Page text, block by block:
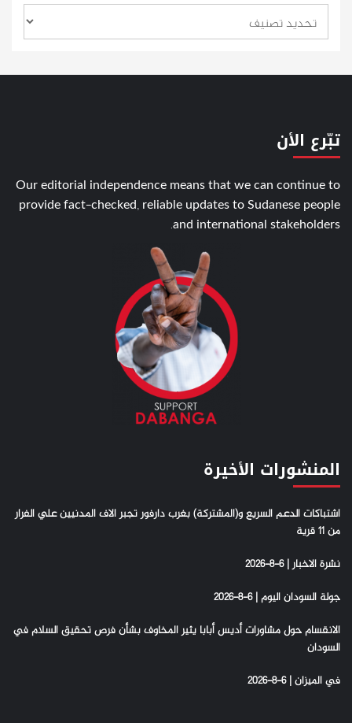
تبّرع الأن
Our editorial independence means that we can continue to
provide fact-checked, reliable updates to Sudanese people
and international stakeholders.
المنشورات الأخيرة
اشتباكات الدعم السريع و(المشتركة) بغرب دارفور تجبر الاف المدنيين علي الفرار
من 11 قرية
نشرة الاخبار | 6-8-2026
جولة السودان اليوم | 6-8-2026
الانقسام حول مشاورات أديس أبابا يثير المخاوف بشأن فرص تحقيق السلام في
السودان
في الميزان | 6-8-2026